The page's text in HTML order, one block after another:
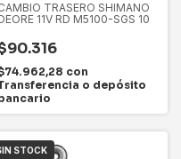
TRASERO SHIMANO
11V RD M5100-SGS 10
con
o depósito
STOCK